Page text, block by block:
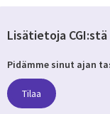
Lisätietoja CGI:stä
Pidämme sinut ajan
Tilaa